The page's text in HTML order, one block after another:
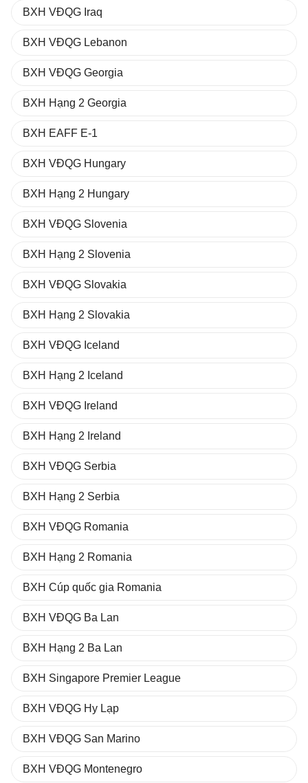
BXH VĐQG Iraq
BXH VĐQG Lebanon
BXH VĐQG Georgia
BXH Hạng 2 Georgia
BXH EAFF E-1
BXH VĐQG Hungary
BXH Hạng 2 Hungary
BXH VĐQG Slovenia
BXH Hạng 2 Slovenia
BXH VĐQG Slovakia
BXH Hạng 2 Slovakia
BXH VĐQG Iceland
BXH Hạng 2 Iceland
BXH VĐQG Ireland
BXH Hạng 2 Ireland
BXH VĐQG Serbia
BXH Hạng 2 Serbia
BXH VĐQG Romania
BXH Hạng 2 Romania
BXH Cúp quốc gia Romania
BXH VĐQG Ba Lan
BXH Hạng 2 Ba Lan
BXH Singapore Premier League
BXH VĐQG Hy Lạp
BXH VĐQG San Marino
BXH VĐQG Montenegro